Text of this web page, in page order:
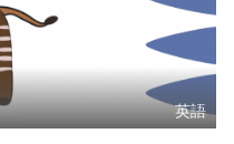
英語